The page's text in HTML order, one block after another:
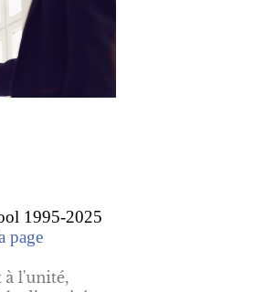
la présidente et la CEO de la
1995-2025
page